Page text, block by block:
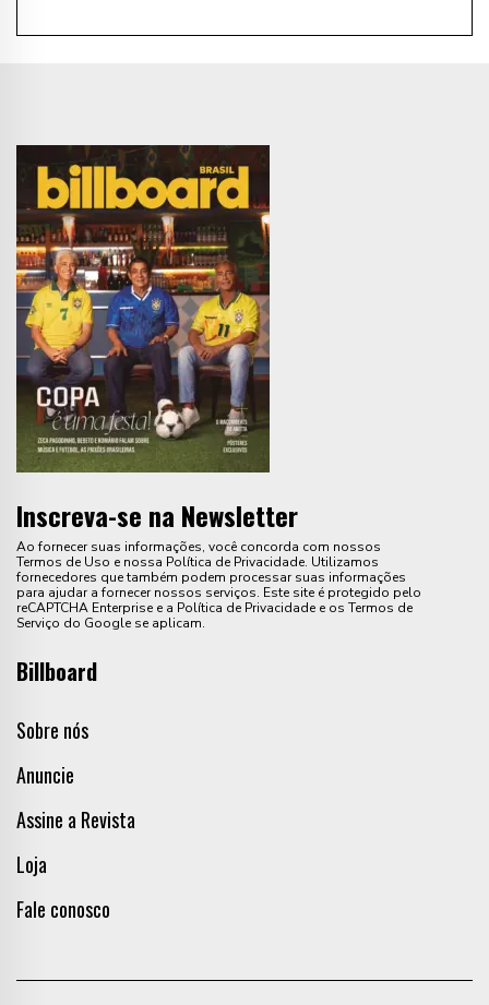
Inscreva-se na Newsletter
Ao fornecer suas informações, você concorda com nossos
Termos de Uso e nossa Política de Privacidade. Utilizamos
fornecedores que também podem processar suas informações
para ajudar a fornecer nossos serviços. Este site é protegido pelo
reCAPTCHA Enterprise e a Política de Privacidade e os Termos de
Serviço do Google se aplicam.
Billboard
Sobre nós
Anuncie
Assine a Revista
Loja
Fale conosco